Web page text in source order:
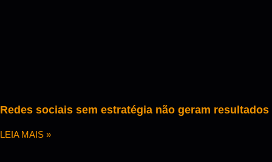
Redes sociais sem estratégia não geram resultados
LEIA MAIS »